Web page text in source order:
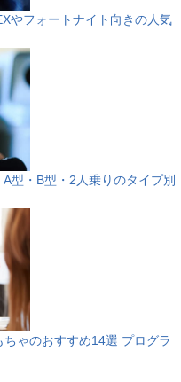
やフォートナイト向きの人気
型・B型・2人乗りのタイプ別
ちゃのおすすめ14選 プログラ